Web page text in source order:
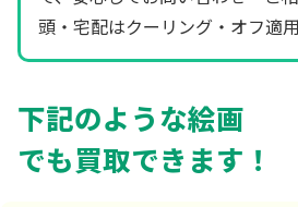
頭・宅配はクーリング・オフ適
下記のような絵画
でも買取できます！